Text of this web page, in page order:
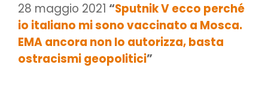
28 maggio 2021 “Sputnik V ecco perché
io italiano mi sono vaccinato a Mosca.
EMA ancora non lo autorizza, basta
ostracismi geopolitici”